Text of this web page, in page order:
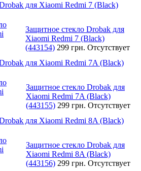
для Xiaomi Redmi 7 (Black)
Защитное стекло Drobak для
Xiaomi Redmi 7 (Black)
(443154) 299 грн. Отсутствует
для Xiaomi Redmi 7A (Black)
Защитное стекло Drobak для
Xiaomi Redmi 7A (Black)
(443155) 299 грн. Отсутствует
для Xiaomi Redmi 8A (Black)
Защитное стекло Drobak для
Xiaomi Redmi 8A (Black)
(443156) 299 грн. Отсутствует